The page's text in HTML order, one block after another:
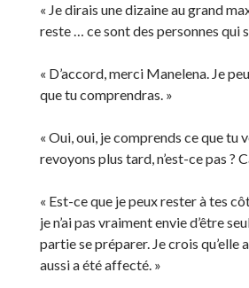
« Je dirais une dizaine au grand
reste … ce sont des personnes qui
« D’accord, merci Manelena. Je
que tu comprendras. »
« Oui, oui, je comprends ce que tu
revoyons plus tard, n’est-ce pas ?
« Est-ce que je peux rester à tes
je n’ai pas vraiment envie d’être
partie se préparer. Je crois qu’elle
aussi a été affecté. »